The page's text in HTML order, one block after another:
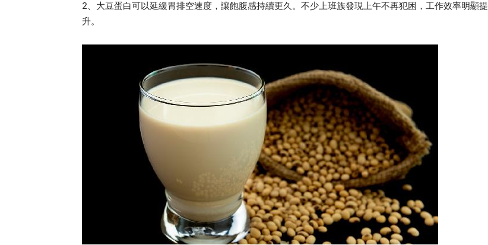
2、大豆蛋白可以延緩胃排空速度，讓飽腹感持續更久。不少上班族發現上午不再犯困，工作效率明顯提
升。